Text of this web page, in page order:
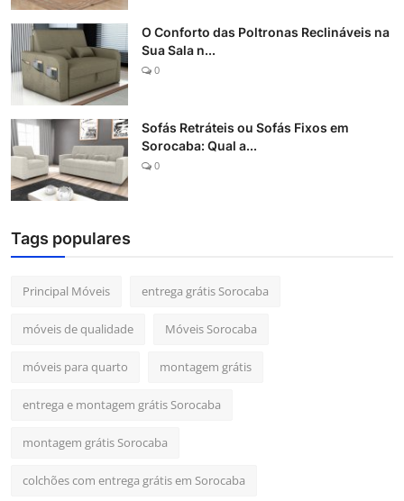
O Conforto das Poltronas Reclináveis na
Sua Sala n...
0
Sofás Retráteis ou Sofás Fixos em
Sorocaba: Qual a...
0
Tags populares
Principal Móveis entrega grátis Sorocaba
móveis de qualidade Móveis Sorocaba
móveis para quarto montagem grátis
entrega e montagem grátis Sorocaba
montagem grátis Sorocaba
colchões com entrega grátis em Sorocaba